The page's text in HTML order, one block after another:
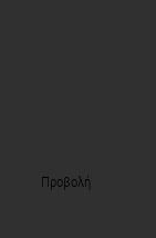
Προβολή